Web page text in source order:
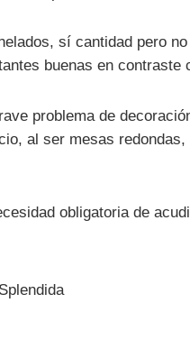
sí cantidad pero
buenas en contraste
problema de
al ser mesas
obligatoria de